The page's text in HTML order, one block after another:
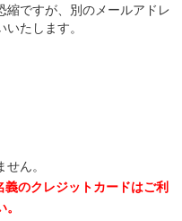
縮ですが、別のメールアドレ
たします。
ん。
のクレジットカードはご利